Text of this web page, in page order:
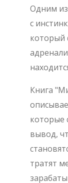
Одним
с
который
Книга
которые
вывод,
тратят